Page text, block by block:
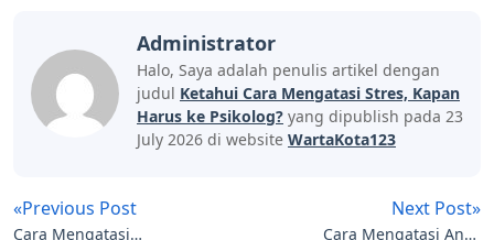
Administrator
Halo, Saya adalah penulis artikel dengan
judul Ketahui Cara Mengatasi Stres, Kapan
Harus ke Psikolog? yang dipublish pada 23
July 2026 di website WartaKota123
«Previous Post
Cara Mengatasi
Next Post»
Cara Mengatasi Anak